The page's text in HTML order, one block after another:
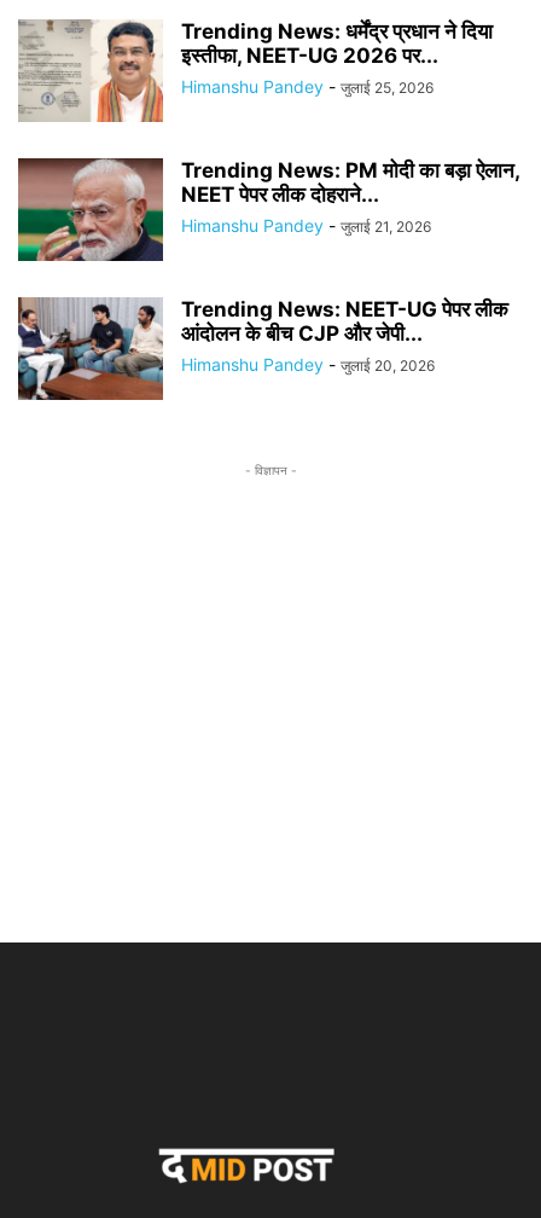
Trending News: धर्मेंद्र प्रधान ने दिया
इस्तीफा, NEET-UG 2026 पर...
Himanshu Pandey - जुलाई 25, 2026
Trending News: PM मोदी का बड़ा ऐलान,
NEET पेपर लीक दोहराने...
Himanshu Pandey - जुलाई 21, 2026
Trending News: NEET-UG पेपर लीक
आंदोलन के बीच CJP और जेपी...
Himanshu Pandey - जुलाई 20, 2026
- विज्ञापन -